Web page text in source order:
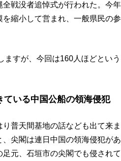
戦没者追悼式が行われた。今
縮小して営まれ、一般県民の
ますが、今回は160人ほどとい
いる中国公船の領海侵犯
普天間基地の話なども出て来
尖閣は連日中国の領海侵犯が
元、石垣市の尖閣でも侵され